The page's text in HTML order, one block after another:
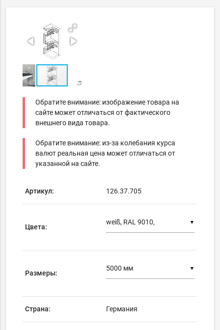
Обратите внимание: изображение товара на
сайте может отличаться от фактического
внешнего вида товара.
Обратите внимание: из-за колебания курса
валют реальная цена может отличаться от
указанной на сайте.
Артикул: 126.37.705
Цвета:
▼
Размеры:
▼
Страна: Германия